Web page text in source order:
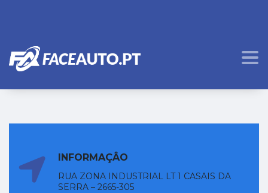
[contact-form-7 id="717" title="Contact Us"]
INFORMAÇÂO
RUA ZONA INDUSTRIAL LT 1 CASAIS DA
SERRA – 2665-305